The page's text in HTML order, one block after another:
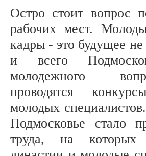
Остро стоит вопрос
рабочих мест.
кадры - это будущее
и всего
молодежного
проводятся
молодых
Подмосковье стало
труда, на которых